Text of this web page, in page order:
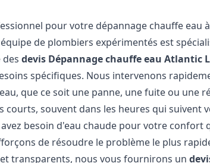
pour votre dépannage chauffe eau à
de plombiers expérimentés est
desdevis Dépannage chauffe eau Atlantic
spécifiques. Nous intervenons
que ce soit une panne, une fuite ou une
souvent dans les heures qui suivent
besoin d'eau chaude pour votre confort
de résoudre le problème le plus
transparents, nous vous fournirons un